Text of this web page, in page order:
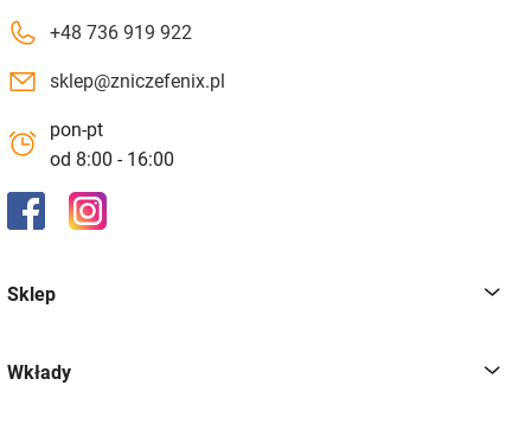
+48 736 919 922
sklep@zniczefenix.pl
pon-pt
od 8:00 - 16:00
Sklep
Wkłady